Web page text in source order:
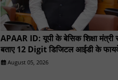
APAAR ID: यूपी के बेसिक शिक्षा मंत्री
बताए 12 Digit डिजिटल आईडी के
August 05, 2026